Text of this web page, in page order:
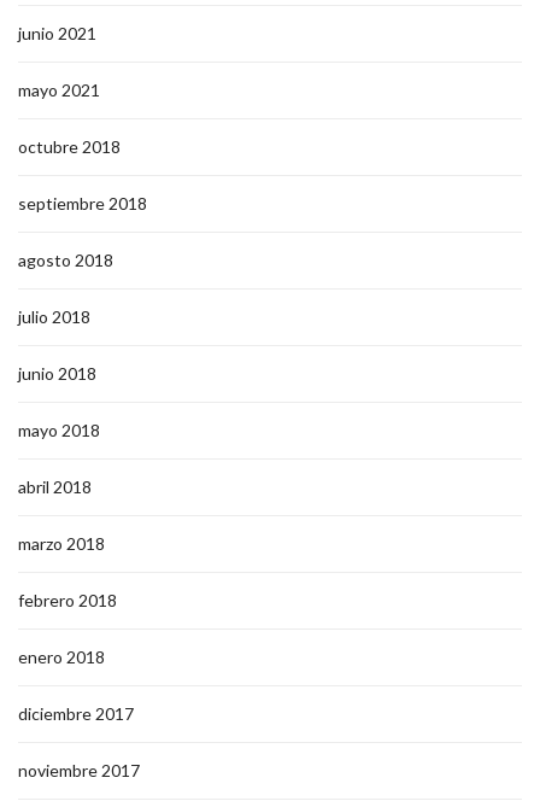
junio 2021
mayo 2021
octubre 2018
septiembre 2018
agosto 2018
julio 2018
junio 2018
mayo 2018
abril 2018
marzo 2018
febrero 2018
enero 2018
diciembre 2017
noviembre 2017